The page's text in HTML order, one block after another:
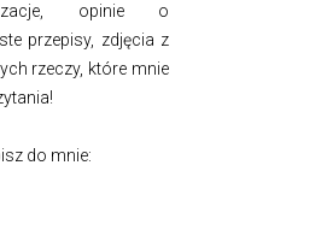
opinie o
przepisy, zdjęcia z
rzeczy, które mnie
do mnie: